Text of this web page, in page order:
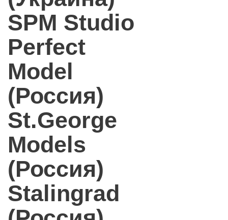
SPM Studio
Perfect
Model
(Россия)
St.George
Models
(Россия)
Stalingrad